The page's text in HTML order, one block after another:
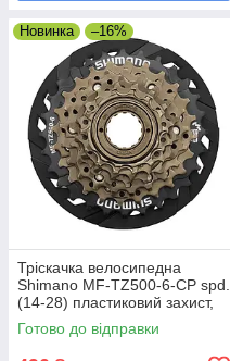
Новинка –16%
Тріскачка велосипедна
Shimano MF-TZ500-6-CP spd.
(14-28) пластиковий захист,
Оригінал
Готово до відправки